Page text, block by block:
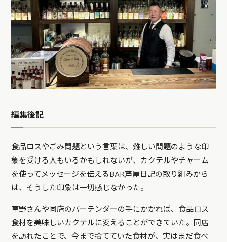
編集後記
食品ロスやごみ問題という言葉は、難しい問題のような印
象を受ける人もいるかもしれないが、カクテルやチャーム
を使ってメッセージを伝えるBAR芦屋日記の取り組みから
は、そうした印象は一切感じなかった。
草野さんや同店のバーテンダーの手にかかれば、食品ロス
食材を美味しいカクテルに変えることができていた。同店
を訪れたことで、今まで捨てていた食材が、実はまだ食べ